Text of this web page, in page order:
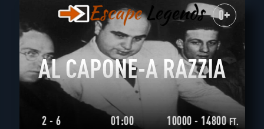
0+
AL CAPONE-A RAZZIA
2 - 6 01:00 10000 - 14800FT.